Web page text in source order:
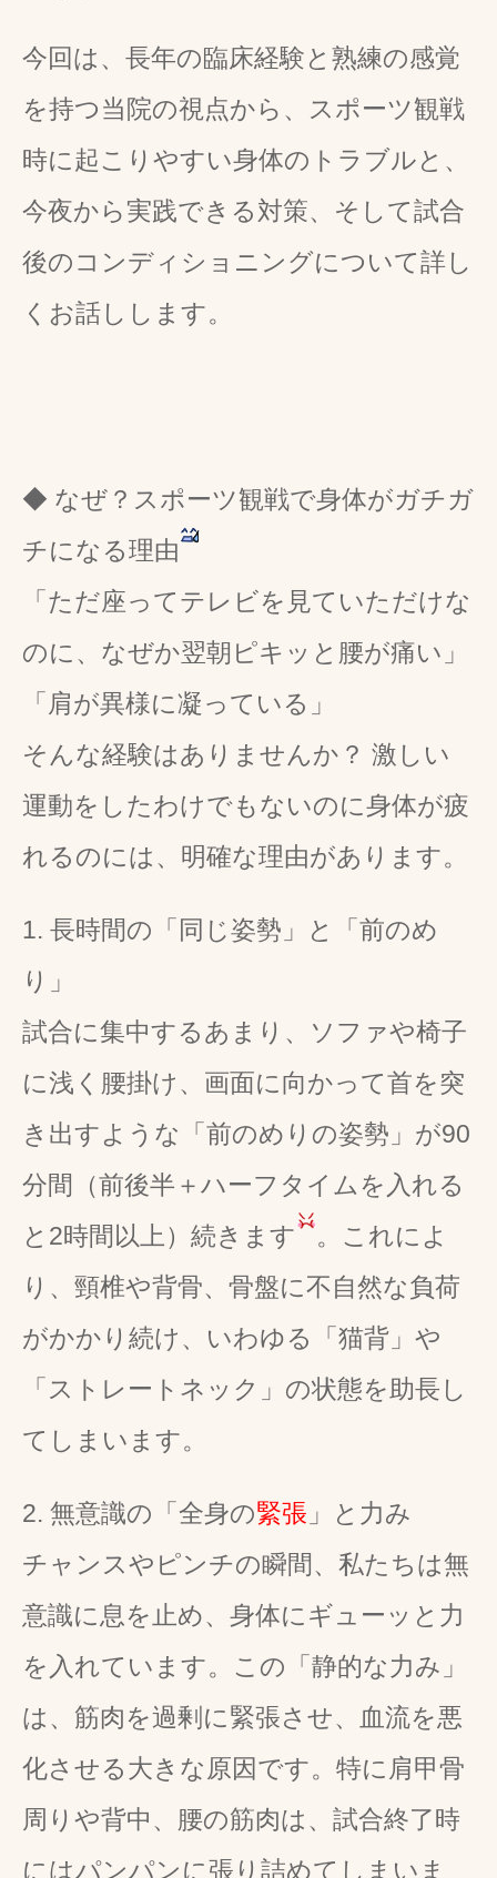
今回は、長年の臨床経験と熟練の感覚
を持つ当院の視点から、スポーツ観戦
時に起こりやすい身体のトラブルと、
今夜から実践できる対策、そして試合
後のコンディショニングについて詳し
くお話しします。
◆ なぜ？スポーツ観戦で身体がガチガ
チになる理由
「ただ座ってテレビを見ていただけな
のに、なぜか翌朝ピキッと腰が痛い」
「肩が異様に凝っている」
そんな経験はありませんか？ 激しい
運動をしたわけでもないのに身体が疲
れるのには、明確な理由があります。
1. 長時間の「同じ姿勢」と「前のめ
り」
試合に集中するあまり、ソファや椅子
に浅く腰掛け、画面に向かって首を突
き出すような「前のめりの姿勢」が90
分間（前後半＋ハーフタイムを入れる
と2時間以上）続きます
。これによ
り、頸椎や背骨、骨盤に不自然な負荷
がかかり続け、いわゆる「猫背」や
「ストレートネック」の状態を助長し
てしまいます。
2. 無意識の「全身の緊張 」と力み
チャンスやピンチの瞬間、私たちは無
意識に息を止め、身体にギューッと力
を入れています。この「静的な力み」
は、筋肉を過剰に緊張させ、血流を悪
化させる大きな原因です。特に肩甲骨
周りや背中、腰の筋肉は、試合終了時
にはパンパンに張り詰めてしまいま